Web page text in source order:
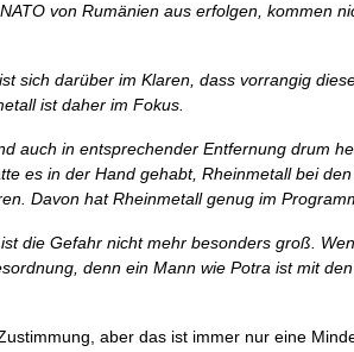
von Rumänien aus erfolgen, kommen
sich darüber im Klaren, dass vorrangig
ist daher im Fokus.
auch in entsprechender Entfernung drum
es in der Hand gehabt, Rheinmetall bei
Davon hat Rheinmetall genug im
die Gefahr nicht mehr besonders groß.
denn ein Mann wie Potra ist mit
aber das ist immer nur eine